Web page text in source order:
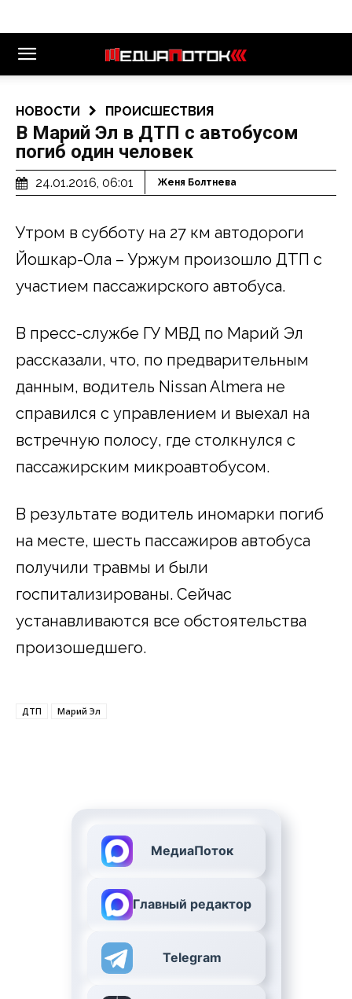
НОВОСТИ ПРОИСШЕСТВИЯ
В Марий Эл в ДТП с автобусом
погиб один человек
24.01.2016, 06:01 Женя Болтнева
Утром в субботу на 27 км автодороги
Йошкар-Ола – Уржум произошло ДТП с
участием пассажирского автобуса.
В пресс-службе ГУ МВД по Марий Эл
рассказали, что, по предварительным
данным, водитель Nissan Almera не
справился с управлением и выехал на
встречную полосу, где столкнулся с
пассажирским микроавтобусом.
В результате водитель иномарки погиб
на месте, шесть пассажиров автобуса
получили травмы и были
госпитализированы. Сейчас
устанавливаются все обстоятельства
произошедшего.
ДТП Марий Эл
МедиаПоток
Главный редактор
Telegram